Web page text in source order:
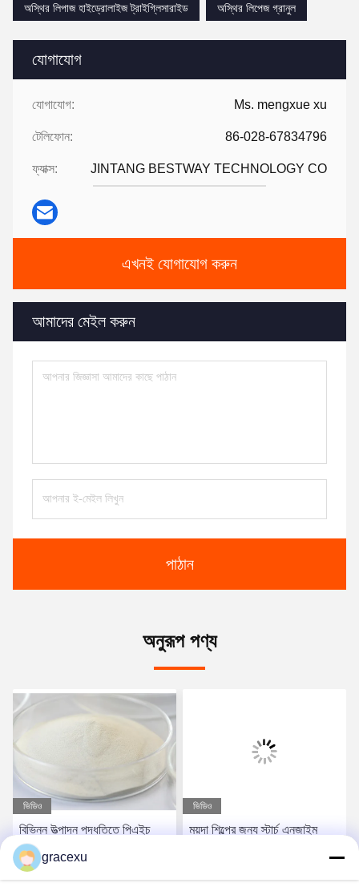
যোগাযোগ
যোগাযোগ: Ms. mengxue xu
টেলিফোন: 86-028-67834796
ফ্যাক্স: JINTANG BESTWAY TECHNOLOGY CO
এখনই যোগাযোগ করুন
আমাদের মেইল করুন
পাঠান
অস্থির লিপাজ হাইড্রোলাইজ ট্রাইগ্লিসারাইড অস্থির লিপেজ গ্রানুল
অনুরূপ পণ্য
ভিডিও
বিভিন্ন উত্পাদন পদ্ধতিতে পিএইচ
পরিসীমা 4.5-6.5 এর জন্য পাউডার
অ্যামিলোলাইটিক এনজাইম
ভিডিও
ময়দা শিল্পের জন্য স্টার্চ এনজাইম
gracexu